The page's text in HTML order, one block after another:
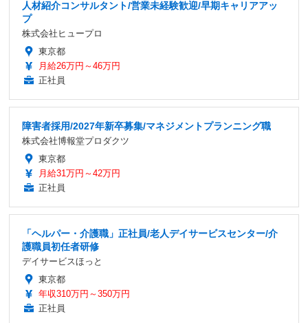
人材紹介コンサルタント/営業未経験歓迎/早期キャリアアッ
プ
株式会社ヒュープロ
東京都
月給26万円～46万円
正社員
障害者採用/2027年新卒募集/マネジメントプランニング職
株式会社博報堂プロダクツ
東京都
月給31万円～42万円
正社員
「ヘルパー・介護職」正社員/老人デイサービスセンター/介
護職員初任者研修
デイサービスほっと
東京都
年収310万円～350万円
正社員